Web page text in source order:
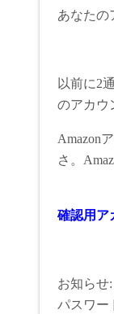
あなたの
以前に2
のアカウ
Amazon
さ。
確認用ア
お知らせ:
パスワー